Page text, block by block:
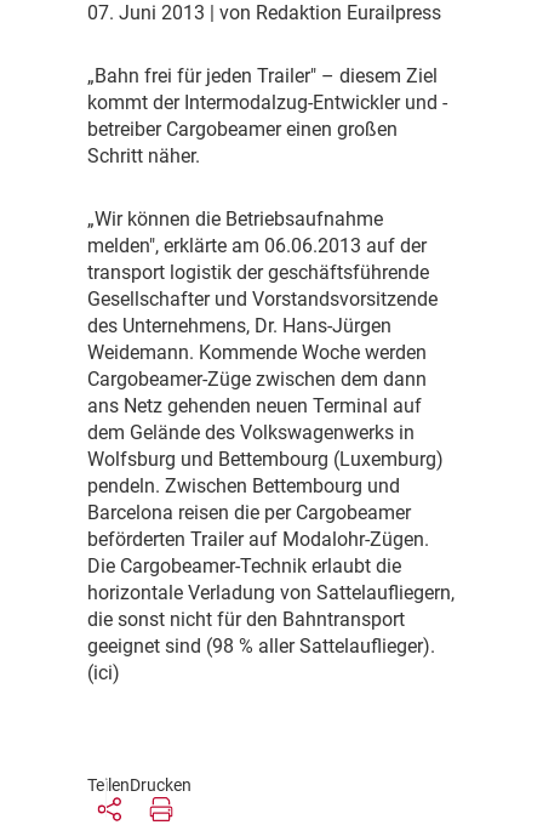
07. Juni 2013 | von Redaktion Eurailpress
„Bahn frei für jeden Trailer" – diesem Ziel
kommt der Intermodalzug-Entwickler und -
betreiber Cargobeamer einen großen
Schritt näher.
„Wir können die Betriebsaufnahme
melden", erklärte am 06.06.2013 auf der
transport logistik der geschäftsführende
Gesellschafter und Vorstandsvorsitzende
des Unternehmens, Dr. Hans-Jürgen
Weidemann. Kommende Woche werden
Cargobeamer-Züge zwischen dem dann
ans Netz gehenden neuen Terminal auf
dem Gelände des Volkswagenwerks in
Wolfsburg und Bettembourg (Luxemburg)
pendeln. Zwischen Bettembourg und
Barcelona reisen die per Cargobeamer
beförderten Trailer auf Modalohr-Zügen.
Die Cargobeamer-Technik erlaubt die
horizontale Verladung von Sattelaufliegern,
die sonst nicht für den Bahntransport
geeignet sind (98 % aller Sattelauflieger).
(ici)
TeilenDrucken